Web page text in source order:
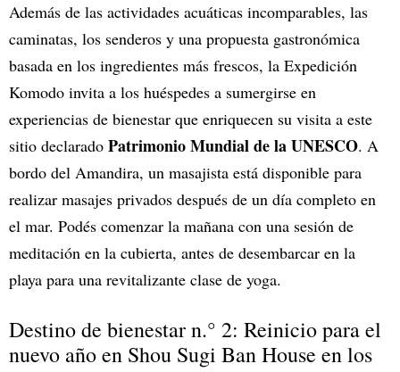
Además de las actividades acuáticas incomparables, las
caminatas, los senderos y una propuesta gastronómica
basada en los ingredientes más frescos, la Expedición
Komodo invita a los huéspedes a sumergirse en
experiencias de bienestar que enriquecen su visita a este
sitio declarado Patrimonio Mundial de la UNESCO. A
bordo del Amandira, un masajista está disponible para
realizar masajes privados después de un día completo en
el mar. Podés comenzar la mañana con una sesión de
meditación en la cubierta, antes de desembarcar en la
playa para una revitalizante clase de yoga.
Destino de bienestar n.° 2: Reinicio para el
nuevo año en Shou Sugi Ban House en los